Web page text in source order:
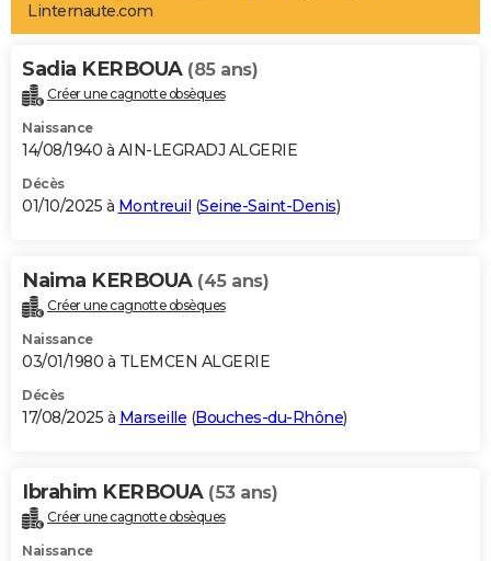
Art de vivre
Bien-être
Loisirs
Mode
Modes de vie
Alimentation
Guide de la santé
Maladies
Médicaments
Sommeil
VOYAGE
Destinations
City break
Voyage nature
Voyage de noces
Forum
Climat
+PHOTO
GUIDES D'ACHAT
BONS PLANS
Carte de Noël
Carte Bonne année
Carte Saint-Valentin
Carte Pâques
Carte d'anniversaire
DICTIONNAIRE
Dictionnaire
Biographies
Citations
Expressions
Proverbes
PROGRAMME TV
S'inscrire
Se connecter
Lycées
Collèges
Primaires
Universités
Entreprises
Service militaire
Avis de recherche
AVIS DE DÉCÈS
Bricolage
Lifestyle
Culture
Sport
Auto
Television
Voyage
Cinema
Linternaute.com
Sadia KERBOUA (85 ans)
Créer une cagnotte obsèques
Naissance
14/08/1940 à AIN-LEGRADJ ALGERIE
Décès
01/10/2025 à Montreuil (Seine-Saint-Denis)
Naima KERBOUA (45 ans)
Créer une cagnotte obsèques
Naissance
03/01/1980 à TLEMCEN ALGERIE
Décès
17/08/2025 à Marseille (Bouches-du-Rhône)
Ibrahim KERBOUA (53 ans)
Créer une cagnotte obsèques
Naissance